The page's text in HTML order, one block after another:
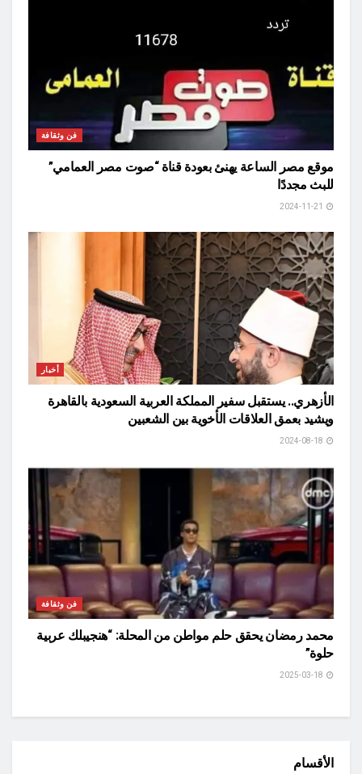
فن وثقافة
موقع مصر الساعة يهنئ بعودة قناة “صوت مصر العمامي”
للبث مجددًا
أخبار
الأزهري.. يستقبل سفير المملكة العربية السعودية بالقاهرة
ويشيد بعمق العلاقات الأخوية بين الشعبين
فن وثقافة
محمد رمضان يحقق حلم مواطن من المحلة: “هنجيبلك عربية
حلوة”
الأقسام